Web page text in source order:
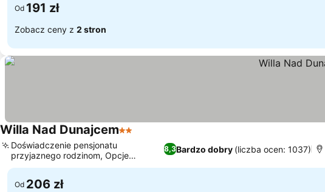
Od 191 zł
Zobacz ceny z 2 stron
Willa Nad Dunajcem2 Kategoria
8,3Bardzo dobry (liczba ocen: 1037)
Doświadczenie pensjonatu
przyjaznego rodzinom, Opcje
śniadania w formie bufetu
Od 206 zł